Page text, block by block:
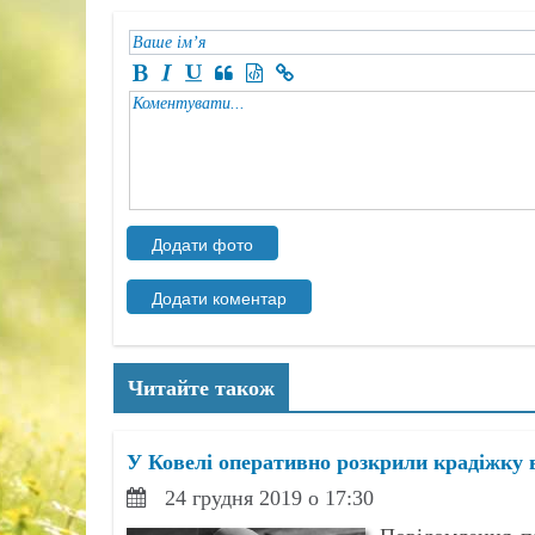
Читайте також
У Ковелі оперативно розкрили крадіжку
24 грудня 2019 о 17:30